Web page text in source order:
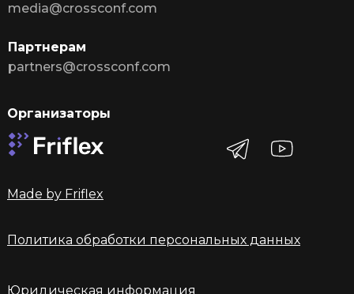
Организаторы
media@crossconf.com
Made by Friflex
Юридическая информация
Политика обработки персональных данных
Партнерам
partners@crossconf.com